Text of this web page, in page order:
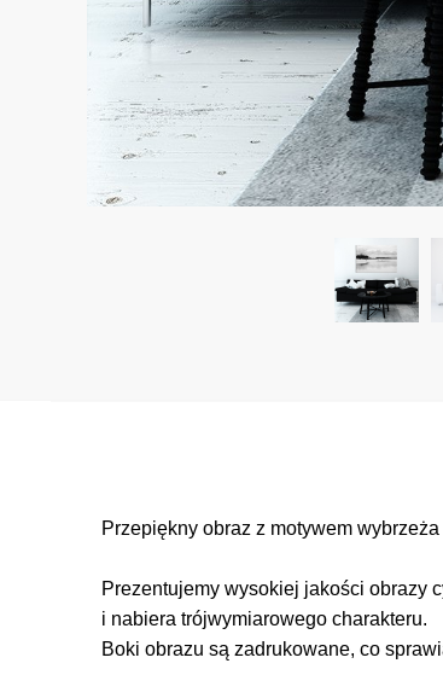
Przepiękny obraz z motywem
Prezentujemy wysokiej jakości obrazy
i nabiera trójwymiarowego charakteru.
Boki obrazu są zadrukowane, co